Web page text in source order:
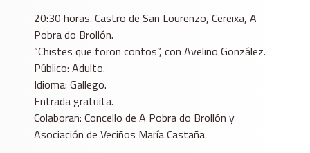
20:30 horas. Castro de San Lourenzo, Cereixa, A
Pobra do Brollón.
“Chistes que foron contos”, con Avelino González.
Público: Adulto.
Idioma: Gallego.
Entrada gratuita.
Colaboran: Concello de A Pobra do Brollón y
Asociación de Veciños María Castaña.